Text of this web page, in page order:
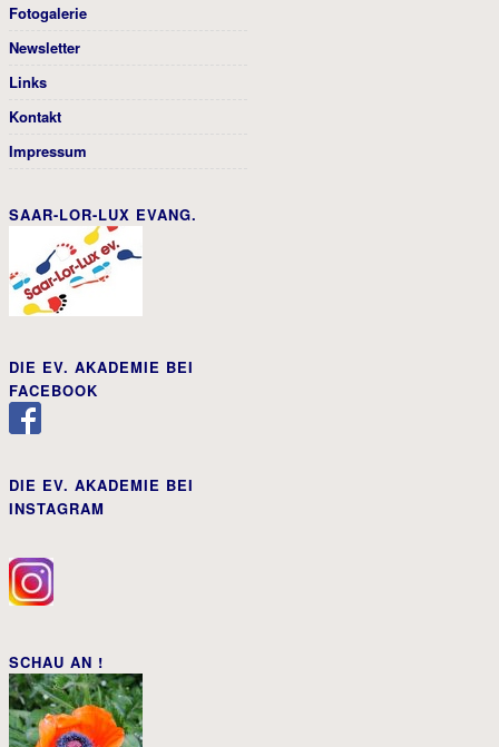
Fotogalerie
Newsletter
Links
Kontakt
Impressum
SAAR-LOR-LUX EVANG.
DIE EV. AKADEMIE BEI
FACEBOOK
DIE EV. AKADEMIE BEI
INSTAGRAM
SCHAU AN !